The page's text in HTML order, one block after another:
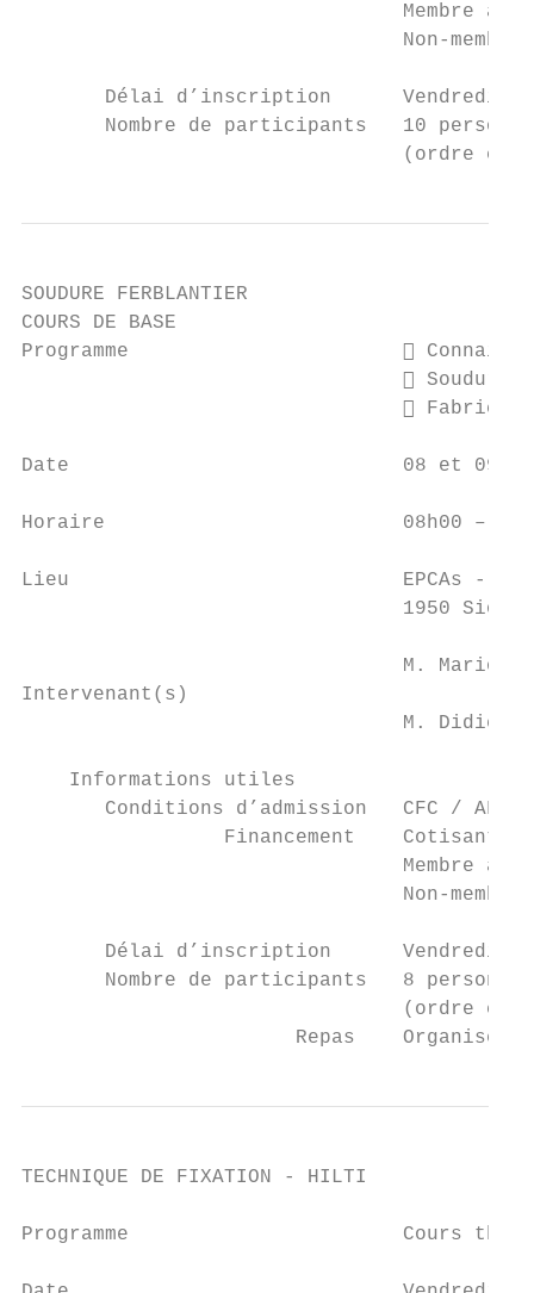
Membre
Non-
Délai d’inscription      Vendredi
Nombre de participants   10
(ordre
SOUDURE FERBLANTIER
COURS DE BASE
Programme                       
 Soudure

Date                            08 et 09
Horaire                         08h00 –
Lieu                            EPCAs -
                                1950 Sion
M. Mario
Intervenant(s)
M. Didier
    Informations utiles
Conditions d’admission   CFC / AFP
Financement    Cotisant
Membre
Non-
Délai d’inscription      Vendredi
Nombre de participants   8
(ordre
Repas    Organisé
TECHNIQUE DE FIXATION - HILTI
Programme                       Cours